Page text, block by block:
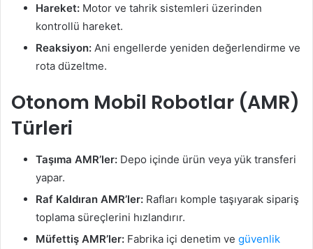
Hareket: Motor ve tahrik sistemleri üzerinden
kontrollü hareket.
Reaksiyon: Ani engellerde yeniden değerlendirme ve
rota düzeltme.
Otonom Mobil Robotlar (AMR)
Türleri
Taşıma AMR’ler: Depo içinde ürün veya yük transferi
yapar.
Raf Kaldıran AMR’ler: Rafları komple taşıyarak sipariş
toplama süreçlerini hızlandırır.
Müfettiş AMR’ler: Fabrika içi denetim ve güvenlik